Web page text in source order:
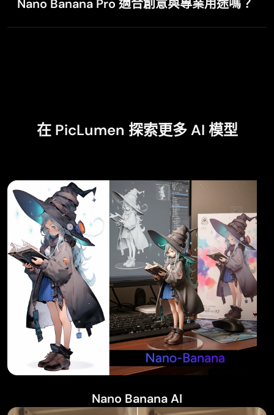
lourdes mayorga
Nov 7, 2025
Meyna Chavez
people love will be making more!
晰。Pro 將Nano Banana的 2K 解析度提升至 4K，幾乎
Nano Banana Pro 適合創意與專業用途嗎？
當然。不論是概念美術、行銷活動還是產品視覺，它的
在 PicLumen 探索更多 AI 模型
Nano Banana AI